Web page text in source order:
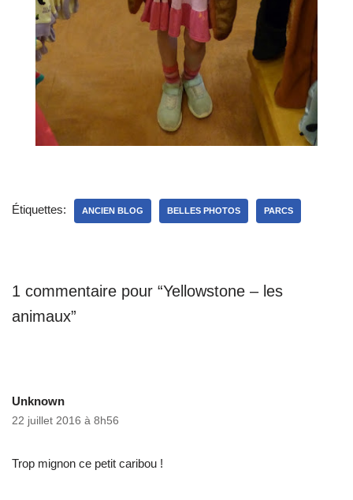
Étiquettes: ANCIEN BLOG BELLES PHOTOS PARCS
1 commentaire pour “Yellowstone – les
animaux”
Unknown
22 juillet 2016 à 8h56
Trop mignon ce petit caribou !